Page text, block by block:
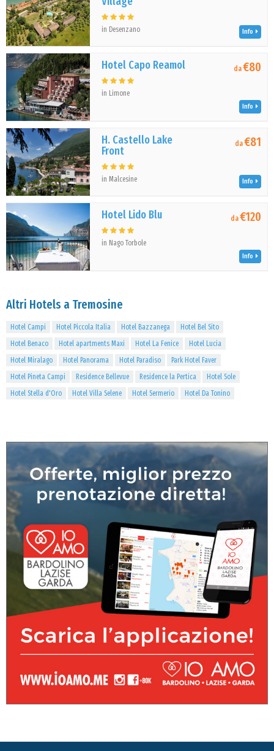
in Desenzano Info
Hotel Capo Reamol
in Limone
da€80
Info
H. Castello Lake
Front
in Malcesine
da€81
Info
Hotel Lido Blu
in Nago Torbole
da€120
Info
Altri Hotels a Tremosine
Hotel Campi Hotel Piccola Italia Hotel Bazzanega
Hotel Bel Sito
Hotel Benaco
Hotel apartments Maxi Hotel La Fenice
Hotel Lucia
Hotel Miralago
Hotel Panorama Hotel Paradiso
Park Hotel Faver
Hotel Pineta Campi
Residence Bellevue Residence la Pertica
Hotel Sole
Hotel Stella d'Oro
Hotel Villa Selene Hotel Sermerio Hotel Da Tonino